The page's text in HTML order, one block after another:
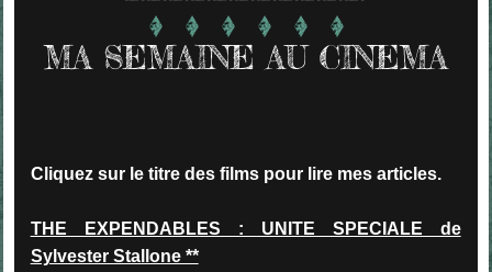
MA SEMAINE AU CINEMA
Cliquez sur le titre des films pour lire mes articles.
THE EXPENDABLES : UNITE SPECIALE de
Sylvester Stallone **